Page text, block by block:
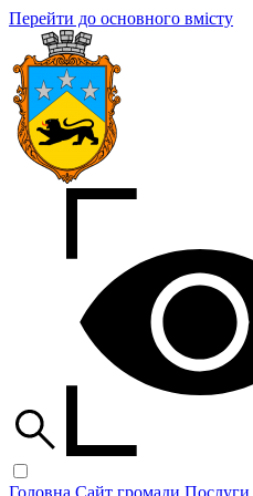
Перейти до основного вмісту